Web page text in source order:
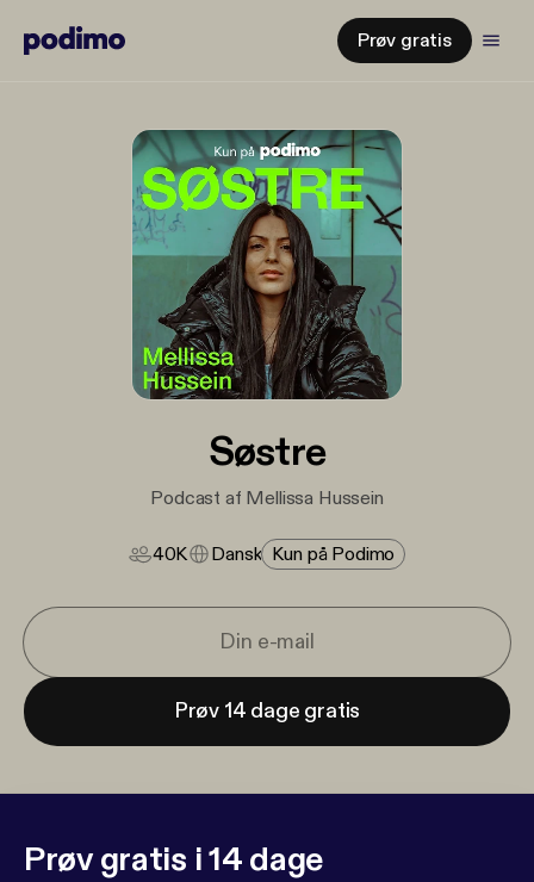
Prøv gratis
Søstre
Podcast af Mellissa Hussein
40K Dansk Kun på Podimo
Prøv 14 dage gratis
Prøv gratis i 14 dage